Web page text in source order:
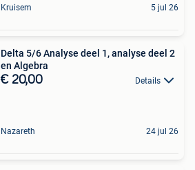
Kruisem 5 jul 26
Delta 5/6 Analyse deel 1, analyse deel 2
en Algebra
€ 20,00 Details
Nazareth 24 jul 26